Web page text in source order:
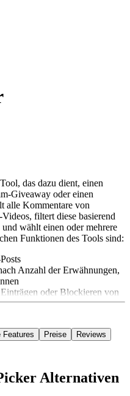
das dazu dient, einen
Giveaway oder einen
alle Kommentare von
Videos, filtert diese basierend
und wählt einen oder mehrere
Funktionen des Tools sind:
Anzahl der Erwähnungen,
oder Blockieren von
abgerufen werden. Für
Features Preise Reviews
Alternativen